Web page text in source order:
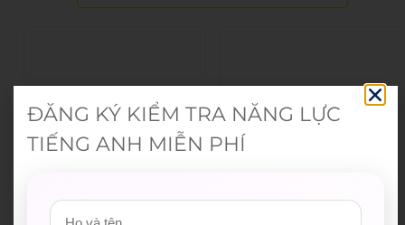
ĐĂNG KÝ KIỂM TRA NĂNG LỰC
TIẾNG ANH MIỄN PHÍ